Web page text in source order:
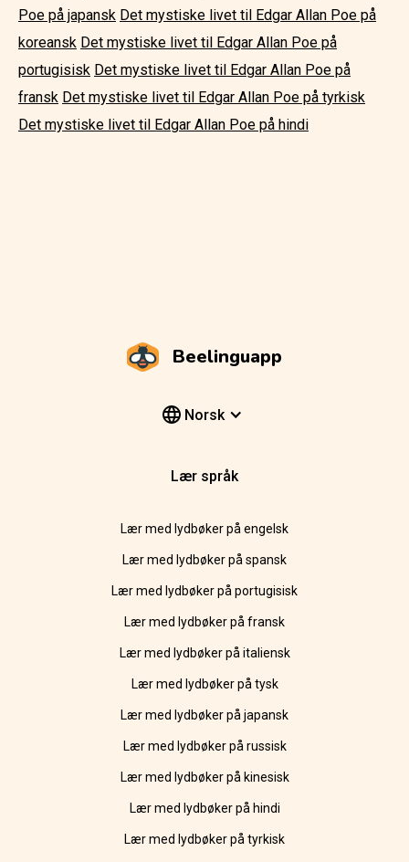
Poe på japansk Det mystiske livet til Edgar Allan Poe på
koreansk Det mystiske livet til Edgar Allan Poe på
portugisisk Det mystiske livet til Edgar Allan Poe på
fransk Det mystiske livet til Edgar Allan Poe på tyrkisk
Det mystiske livet til Edgar Allan Poe på hindi
Beelinguapp
Norsk
Lær språk
Lær med lydbøker på engelsk
Lær med lydbøker på spansk
Lær med lydbøker på portugisisk
Lær med lydbøker på fransk
Lær med lydbøker på italiensk
Lær med lydbøker på tysk
Lær med lydbøker på japansk
Lær med lydbøker på russisk
Lær med lydbøker på kinesisk
Lær med lydbøker på hindi
Lær med lydbøker på tyrkisk